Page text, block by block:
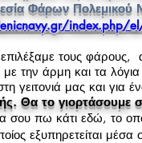
Φάρων Πολεμικού
index.php/
τους φάρους,
την άρμη και τα
στη γειτονιά μας και
Θα το γιορτάσουμε
σου πω κάτι εδώ, το
εξυπηρετείται μέσα